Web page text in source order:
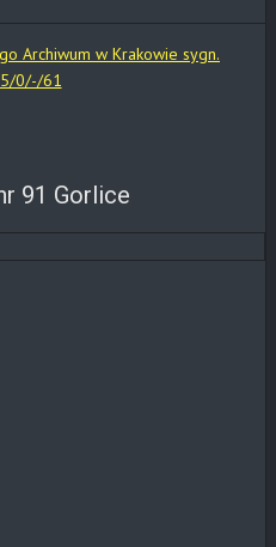
Archiwum w Krakowie sygn.
0/-/61
91 Gorlice